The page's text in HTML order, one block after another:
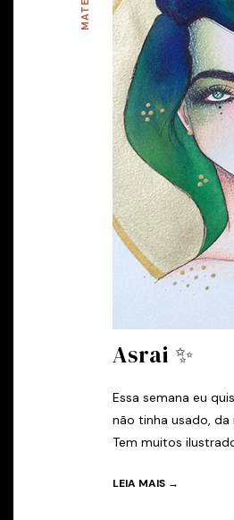
Asrai ✨
Essa semana eu
não tinha usado,
Tem muitos
LEIA MAIS →